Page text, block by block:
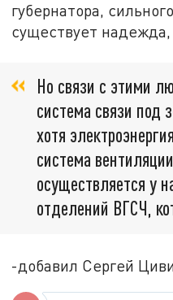
губернатора,
существует
Но связи с этими
система связи под
хотя
система
осуществляется у
отделений ВГСЧ,
-добавил Сергей